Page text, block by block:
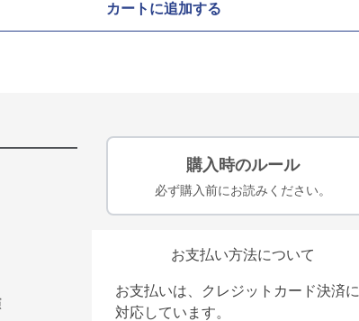
カートに追加する
購入時のルール
必ず購入前にお読みください。
お支払い方法について
お支払いは、クレジットカード決済に
対応しています。